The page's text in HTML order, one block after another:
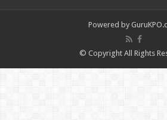
Powered by
© Copyright All Rights